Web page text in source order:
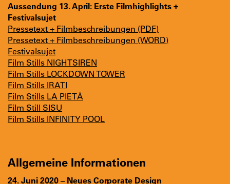
Aussendung 13. April: Erste Filmhighlights +
Festivalsujet
Pressetext + Filmbeschreibungen (PDF)
Pressetext + Filmbeschreibungen (WORD)
Festivalsujet
Film Stills NIGHTSIREN
Film Stills LOCKDOWN TOWER
Film Stills IRATI
Film Stills LA PIETÀ
Film Still SISU
Film Stills INFINITY POOL
Allgemeine Informationen
24. Juni 2020 – Neues Corporate Design